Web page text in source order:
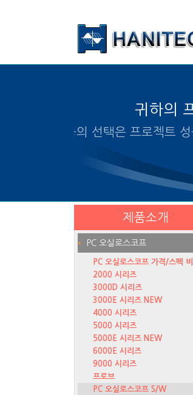
귀하의
알맞은 제
제품소개
PC 오실로스코프
PC 오실로스코프 가격/스펙
2000 시리즈
3000D 시리즈
3000E 시리즈 NEW
4000 시리즈
5000 시리즈
5000E 시리즈 NEW
6000E 시리즈
9000 시리즈
프로브
PC 오실로스코프 S/W